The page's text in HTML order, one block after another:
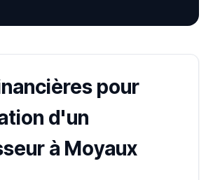
pour
d'un
à Moyaux